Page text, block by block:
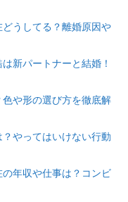
うしてる？離婚原因や
新パートナーと結婚！
や形の選び方を徹底解
やってはいけない行動
年収や仕事は？コンビ